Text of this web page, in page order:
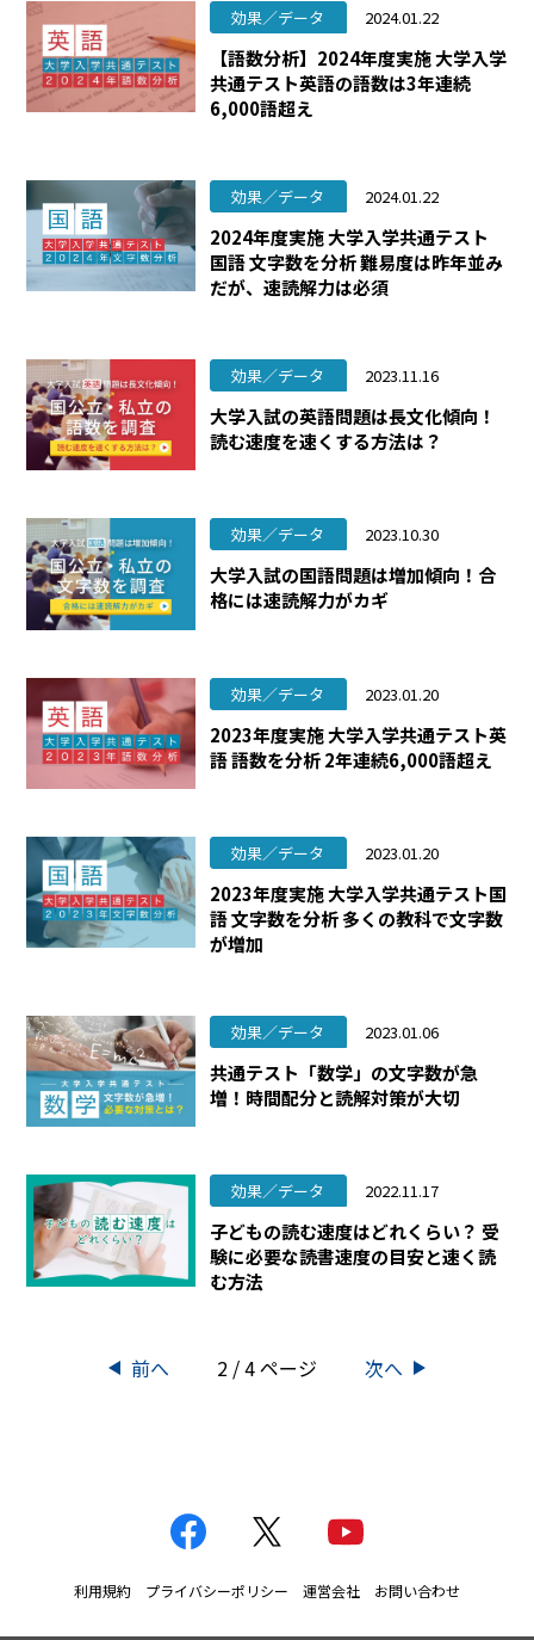
効果／データ 2024.01.22
【語数分析】2024年度実施 大学入学
共通テスト英語の語数は3年連続
6,000語超え
効果／データ 2024.01.22
2024年度実施 大学入学共通テスト
国語 文字数を分析 難易度は昨年並み
だが、速読解力は必須
効果／データ 2023.11.16
大学入試の英語問題は長文化傾向！
読む速度を速くする方法は？
効果／データ 2023.10.30
大学入試の国語問題は増加傾向！合
格には速読解力がカギ
効果／データ 2023.01.20
2023年度実施 大学入学共通テスト英
語 語数を分析 2年連続6,000語超え
効果／データ 2023.01.20
2023年度実施 大学入学共通テスト国
語 文字数を分析 多くの教科で文字数
が増加
効果／データ 2023.01.06
共通テスト「数学」の文字数が急
増！時間配分と読解対策が大切
効果／データ 2022.11.17
子どもの読む速度はどれくらい？ 受
験に必要な読書速度の目安と速く読
む方法
前へ 2 / 4ページ 次へ
利用規約 プライバシーポリシー 運営会社 お問い合わせ